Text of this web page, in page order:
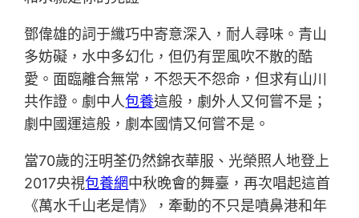
鄧偉雄的詞于纖巧中寄意深入，耐人尋味。青山
多妨礙，水中多幻化，但仍有罡風吹不散的酷
愛。面臨離合無常，不怨天不怨命，但求有山川
共作證。劇中人包養這般，劇外人又何嘗不是；
劇中國運這般，劇本國情又何嘗不是。
當70歲的汪明荃仍然錦衣華服、光榮照人地登上
2017央視包養網中秋晚會的舞臺，再次唱起這首
《萬水千山老是情》，牽動的不只是噴鼻港和年